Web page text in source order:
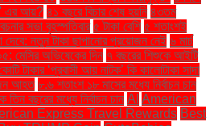
এর আয়? ৪১ বছরে বিচার শেষ হয়নি ৪৩তম
সভা বৃহস্পতিবার ৫ টাকা বেশি ৫ শতাংশই
দেবে: নতুন টাকা ছাপানোর প্রয়োজন নেই ৬ মার্চ
মেসির অভিষেকের দিন ৭ বছরের শিশুকে আইটি
টাকার ‘প্রবাসী আয় নাটক’ কি কালোটাকা সাদা
আহত ৮.৬ শতাংশ ১৮ মাসের মধ্যে নির্বাচন চান
বছরের মধ্যে নির্বাচন চান AI American
Express Travel Rewards Best